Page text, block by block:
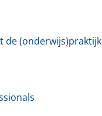
de (onderwijs)praktijk